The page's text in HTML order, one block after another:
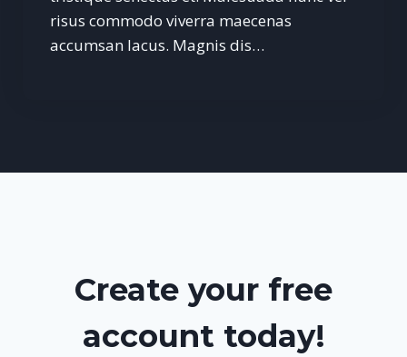
risus commodo viverra maecenas
accumsan lacus. Magnis dis…
Create your free
account today!